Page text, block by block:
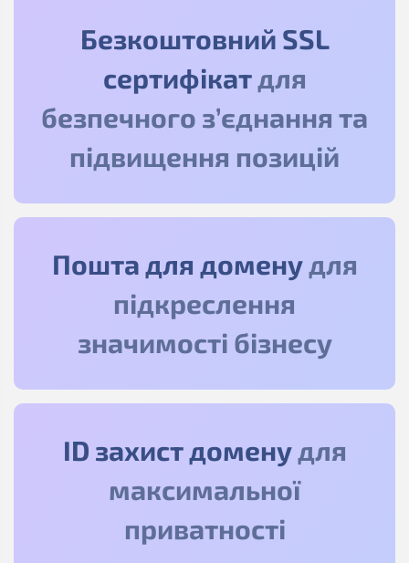
Безкоштовний SSL
сертифікатдля
безпечного з’єднання та
підвищення позицій
Пошта для доменудля
підкреслення
значимості бізнесу
ID захист доменудля
максимальної
приватності